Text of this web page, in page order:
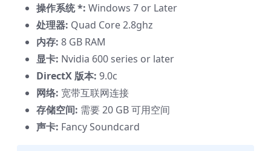
操作系统 *: Windows 7 or Later
处理器: Quad Core 2.8ghz
内存: 8 GB RAM
显卡: Nvidia 600 series or later
DirectX 版本: 9.0c
网络: 宽带互联网连接
存储空间: 需要 20 GB 可用空间
声卡: Fancy Soundcard